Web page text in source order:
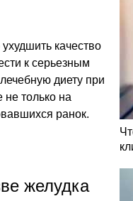
качество
к серьезным
диету при
не только на
ранок.
желудка